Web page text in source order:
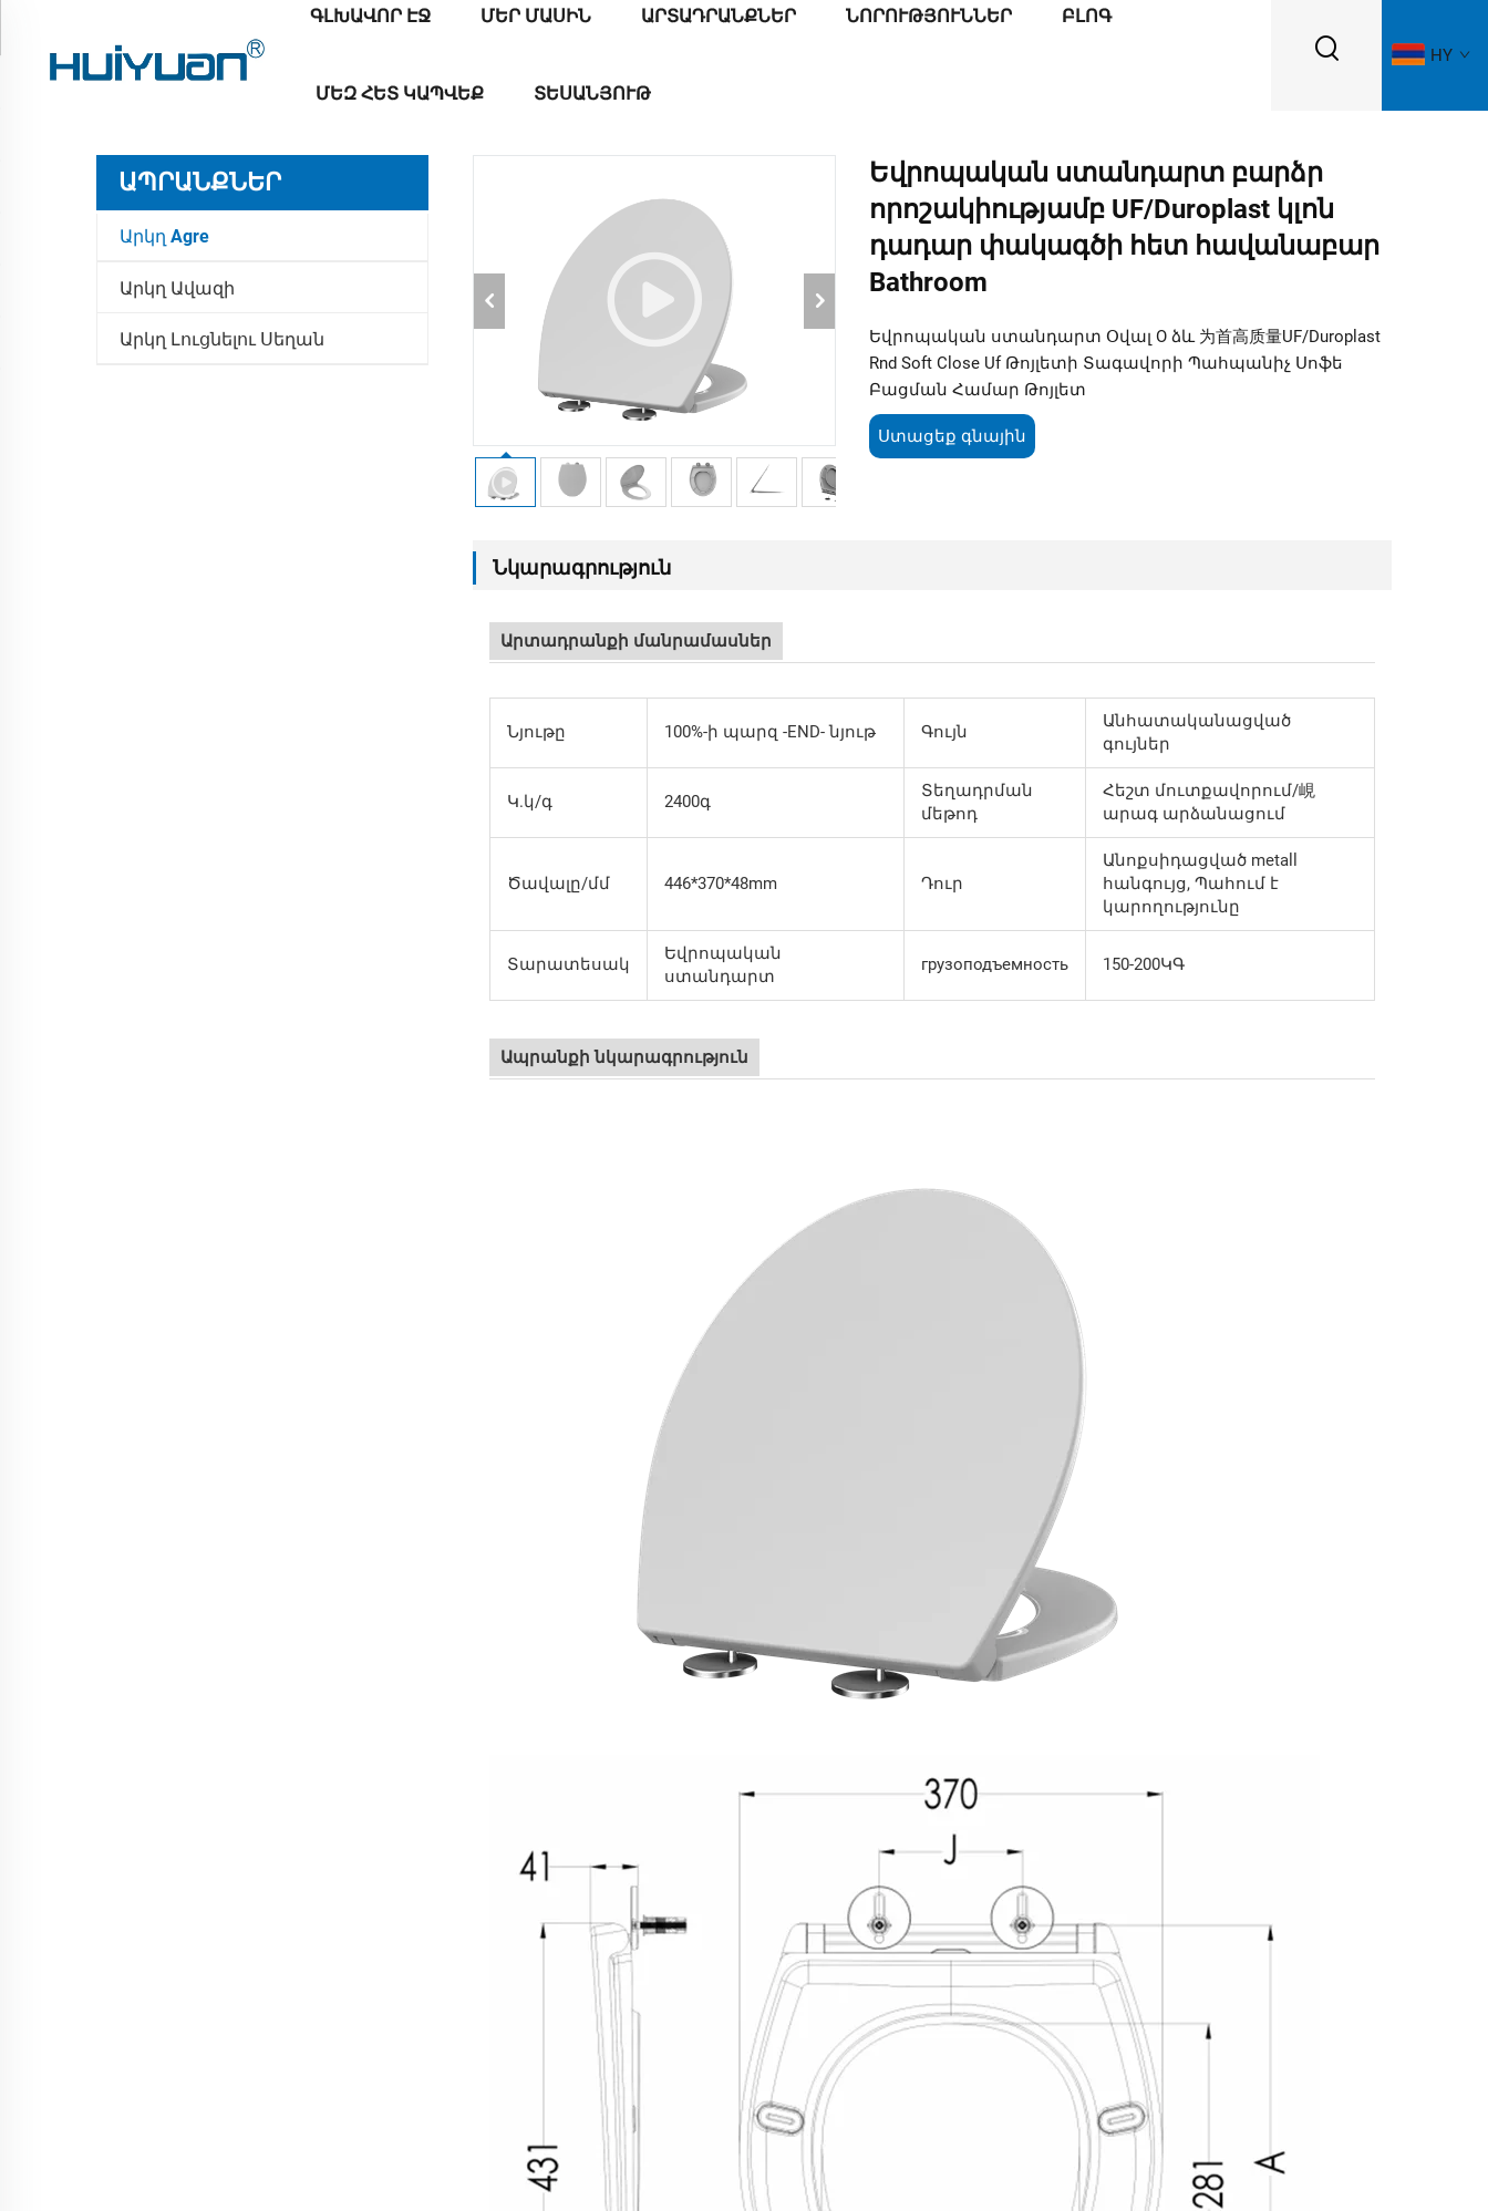
ԳԼԽԱՎՈՐ ԷՋ ՄԵՐ ՄԱՍԻՆ ԱՐՏԱԴՐԱՆՔՆԵՐ ՆՈՐՈՒԹՅՈՒՆՆԵՐ ԲԼՈԳ
ՄԵԶ ՀԵՏ ԿԱՊՎԵՔ ՏԵՍԱՆՅՈՒԹ
HY
ԱՊՐԱՆՔՆԵՐ
Արկղ Agre
Արկղ Ավազի
Արկղ Լուցնելու Սեղան
Եվրոպական ստանդարտ բարձր
որոշակիությամբ UF/Duroplast կլոն
դադար փակագծի հետ հավանաբար
Bathroom
Եվրոպական ստանդարտ Օվալ O ձև 为首高质量UF/Duroplast
Rnd Soft Close Uf Թոյլետի Տագավորի Պահպանիչ Սոֆե
Բացման Համար Թոյլետ
Ստացեք գնային
Նկարագրություն
Արտադրանքի մանրամասներ
Նյութը 100%-ի պարզ -END- նյութ Գույն
Անհատականացված
գույներ
Կ.կ/գ 2400գ
Տեղադրման
մեթոդ
Հեշտ մուտքավորում/峴
արագ արձանացում
Ծավալը/մմ 446*370*48mm Դուր
Անոքսիդացված metall
հանգույց, Պահում է
կարողությունը
Տարատեսակ
Եվրոպական
ստանդարտ
грузоподъемность 150-200ԿԳ
Ապրանքի նկարագրություն